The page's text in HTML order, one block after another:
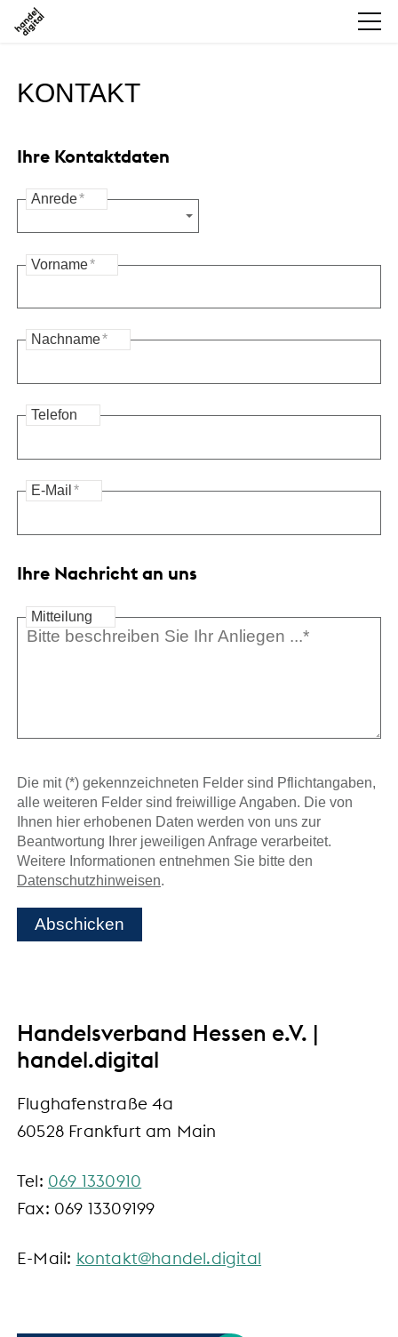
KONTAKT
Ihre Kontaktdaten
Anrede*
Vorname*
Nachname*
Telefon
E-Mail *
Ihre Nachricht an uns
Mitteilung
Die mit (*) gekennzeichneten Felder sind Pflichtangaben,
alle weiteren Felder sind freiwillige Angaben. Die von
Ihnen hier erhobenen Daten werden von uns zur
Beantwortung Ihrer jeweiligen Anfrage verarbeitet.
Weitere Informationen entnehmen Sie bitte den
Datenschutzhinweisen.
Abschicken
Handelsverband Hessen e.V. |
handel.digital
Flughafenstraße 4a
60528 Frankfurt am Main
Tel: 069 1330910
Fax: 069 13309199
E-Mail: k nt kt h nd l d g t l